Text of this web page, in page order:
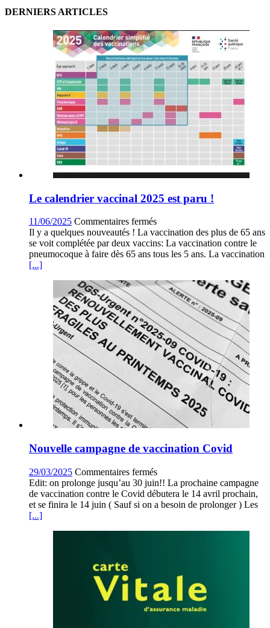
DERNIERS ARTICLES
Le calendrier vaccinal 2025 est paru !
11/06/2025 Commentaires ferméssur
Le
calendrier
vaccinal
paru
!
Il y a quelques nouveautés ! La vaccination des plus de 65 ans
se voit complétée par deux vaccins: La vaccination contre le
pneumocoque à faire dès 65 ans tous les 5 ans. La vaccination
[...]
Nouvelle campagne de vaccination Covid
29/03/2025 Commentaires ferméssur
Nouvelle
campagne
de
Edit: on prolonge jusqu’au 30 juin!! La prochaine campagne
de vaccination contre le Covid débutera le 14 avril prochain,
et se finira le 14 juin ( Sauf si on a besoin de prolonger ) Les
[...]